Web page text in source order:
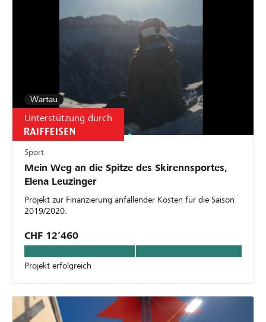
Wartau
Unterstützung durch
Sport
Mein Weg an die Spitze des Skirennsportes,
Elena Leuzinger
Projekt zur Finanzierung anfallender Kosten für die Saison
2019/2020.
CHF 12’460
Projekt erfolgreich